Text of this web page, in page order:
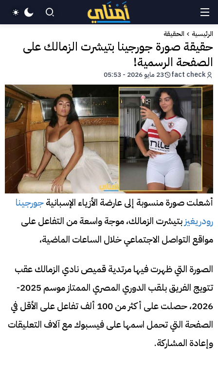
الرئيسية الحقيقة
حقيقة صورة جورجينا بتيشرت الزمالك على
الصفحة الرسمية!
fact check 23 مايو 2026 - 05:53
أشعلت صورة منسوبة إلى عارضة الأزياء الإسبانيةجورجينا
رودريغيزبتيشرت الزمالك، موجة واسعة من التفاعل على
مواقع التواصل الاجتماعي خلال الساعات الماضية،
الصورة التي ظهرت فيها مرتدية قميص نادي الزمالك عقب
تتويج الفريق بلقب الدوري المصري الممتاز موسم 2025-
2026، حصلت على أكثر من 100 ألف تفاعل على الأقل في
الصفحة التي تحمل اسمها على فيسبوك مع آلاف التعليقات
وإعادة المشاركة.